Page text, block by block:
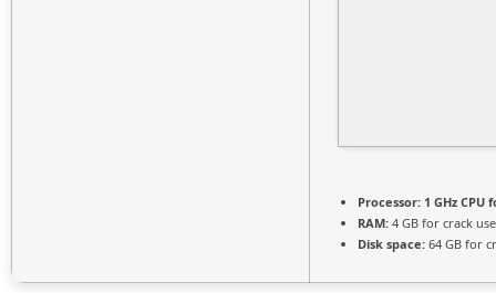
Processor: 1 GHz
RAM: 4 GB for crack use
Disk space: 64 GB for